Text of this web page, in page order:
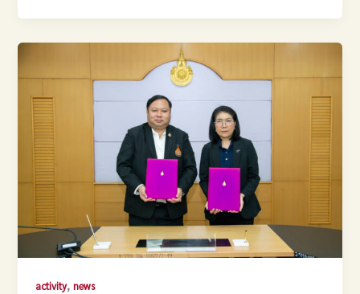
activity,news